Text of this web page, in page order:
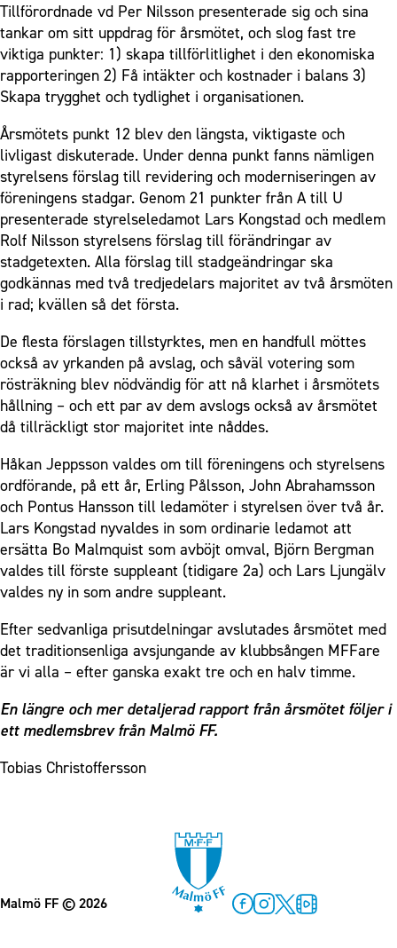
Tillförordnade vd Per Nilsson presenterade sig och sina
tankar om sitt uppdrag för årsmötet, och slog fast tre
viktiga punkter: 1) skapa tillförlitlighet i den ekonomiska
rapporteringen 2) Få intäkter och kostnader i balans 3)
Skapa trygghet och tydlighet i organisationen.
Årsmötets punkt 12 blev den längsta, viktigaste och
livligast diskuterade. Under denna punkt fanns nämligen
styrelsens förslag till revidering och moderniseringen av
föreningens stadgar. Genom 21 punkter från A till U
presenterade styrelseledamot Lars Kongstad och medlem
Rolf Nilsson styrelsens förslag till förändringar av
stadgetexten. Alla förslag till stadgeändringar ska
godkännas med två tredjedelars majoritet av två årsmöten
i rad; kvällen så det första.
De flesta förslagen tillstyrktes, men en handfull möttes
också av yrkanden på avslag, och såväl votering som
rösträkning blev nödvändig för att nå klarhet i årsmötets
hållning – och ett par av dem avslogs också av årsmötet
då tillräckligt stor majoritet inte nåddes.
Håkan Jeppsson valdes om till föreningens och styrelsens
ordförande, på ett år, Erling Pålsson, John Abrahamsson
och Pontus Hansson till ledamöter i styrelsen över två år.
Lars Kongstad nyvaldes in som ordinarie ledamot att
ersätta Bo Malmquist som avböjt omval, Björn Bergman
valdes till förste suppleant (tidigare 2a) och Lars Ljungälv
valdes ny in som andre suppleant.
Efter sedvanliga prisutdelningar avslutades årsmötet med
det traditionsenliga avsjungande av klubbsången MFFare
är vi alla – efter ganska exakt tre och en halv timme.
En längre och mer detaljerad rapport från årsmötet följer i
ett medlemsbrev från Malmö FF.
Tobias Christoffersson
Malmö FF© 2026